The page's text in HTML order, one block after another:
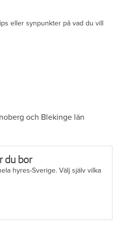
eller synpunkter på vad du vill
och Blekinge län
du bor
hyres-Sverige. Välj själv vilka